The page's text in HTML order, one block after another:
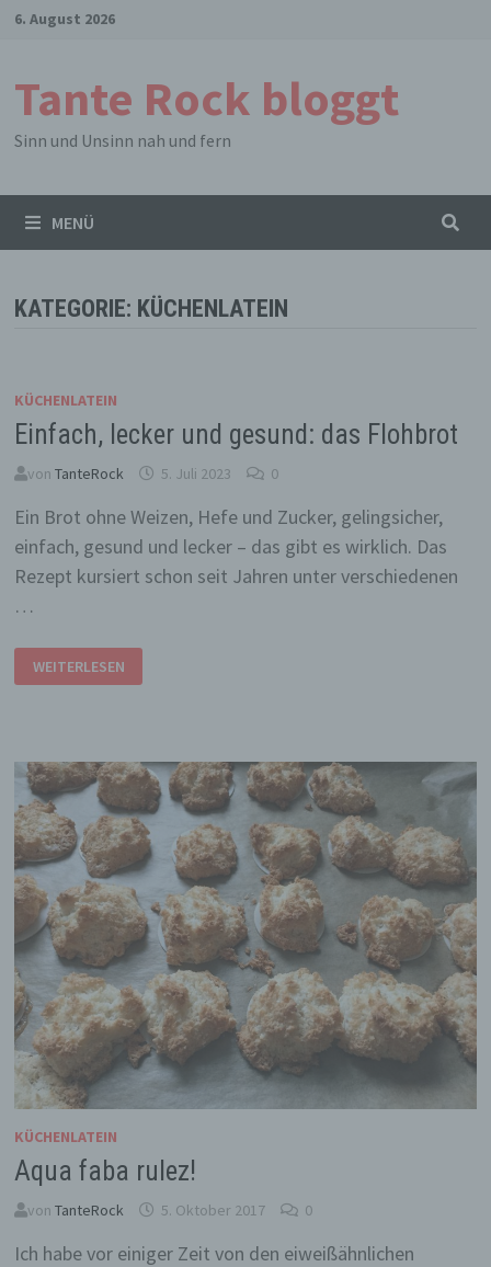
Zum6. August 2026
Tante Rock bloggt
Sinn und Unsinn nah und fern
MENÜ
KATEGORIE: KÜCHENLATEIN
KÜCHENLATEIN
Einfach, lecker und gesund: das Flohbrot
von TanteRock 5. Juli 2023 0
Ein Brot ohne Weizen, Hefe und Zucker, gelingsicher,
einfach, gesund und lecker – das gibt es wirklich. Das
Rezept kursiert schon seit Jahren unter verschiedenen
…
LECKER
UND
WEITERLESEN
KÜCHENLATEIN
Aqua faba rulez!
von TanteRock 5. Oktober 2017 0
Ich habe vor einiger Zeit von den eiweißähnlichen